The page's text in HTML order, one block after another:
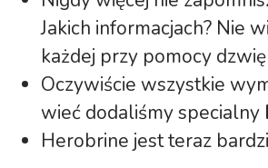
Jakich informacjach? Nie
każdej przy pomocy
Oczywiście wszystkie
wieć dodaliśmy specialny
Herobrine jest teraz